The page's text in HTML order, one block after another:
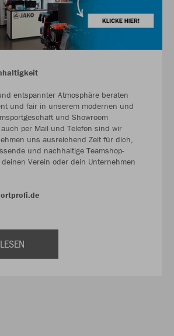
entspannter Atmosphäre beraten
und fair in unserem modernen und
und Showroom
per Mail und Telefon sind wir
uns ausreichend Zeit für dich,
und nachhaltige Teamshop-
Verein oder dein Unternehmen